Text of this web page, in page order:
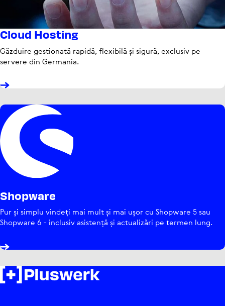
Cloud Hosting
Găzduire ges­tio­nată rapidă, flexibilă și sigură, exclusiv pe
servere din Germania.
Shopware
Pur și simplu vindeți mai mult și mai ușor cu Shopware 5 sau
Shopware 6 - inclusiv asistență și actu­a­li­zări pe termen lung.